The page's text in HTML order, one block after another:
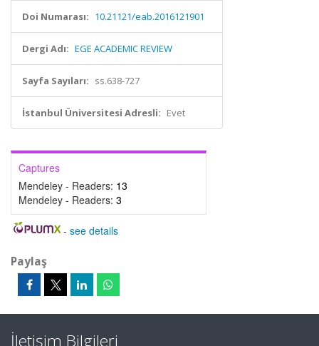
Doi Numarası: 10.21121/eab.2016121901
Dergi Adı: EGE ACADEMIC REVIEW
Sayfa Sayıları: ss.638-727
İstanbul Üniversitesi Adresli: Evet
Captures
Mendeley - Readers: 13
Mendeley - Readers: 3
- see details
Paylaş
İletişim Bilgileri